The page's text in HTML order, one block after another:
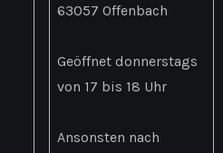
63057 Offenbach
Geöffnet donnerstags
von 17 bis 18 Uhr
Ansonsten nach